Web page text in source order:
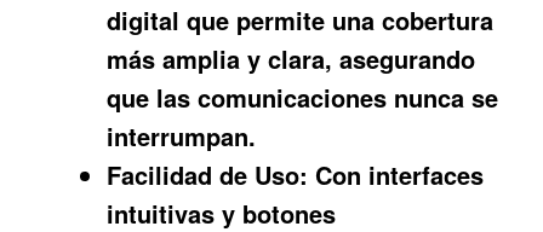
digital que permite una cobertura
más amplia y clara, asegurando
que las comunicaciones nunca se
interrumpan.
Facilidad de Uso: Con interfaces
intuitivas y botones